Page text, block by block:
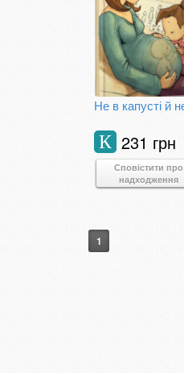
231 грн
К
Сповістити про
надходження
1